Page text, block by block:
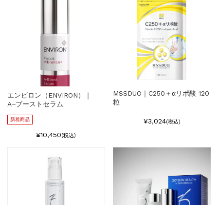
エンビロン（ENVIRON）｜
A−ブーストセラム
新着商品
¥10,450(税込)
MSSDUO｜C250＋αリポ酸 120
粒
¥3,024(税込)